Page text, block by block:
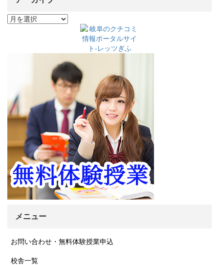
ア
メニュー
お問い合わせ・無料体験授業申込
校舎一覧